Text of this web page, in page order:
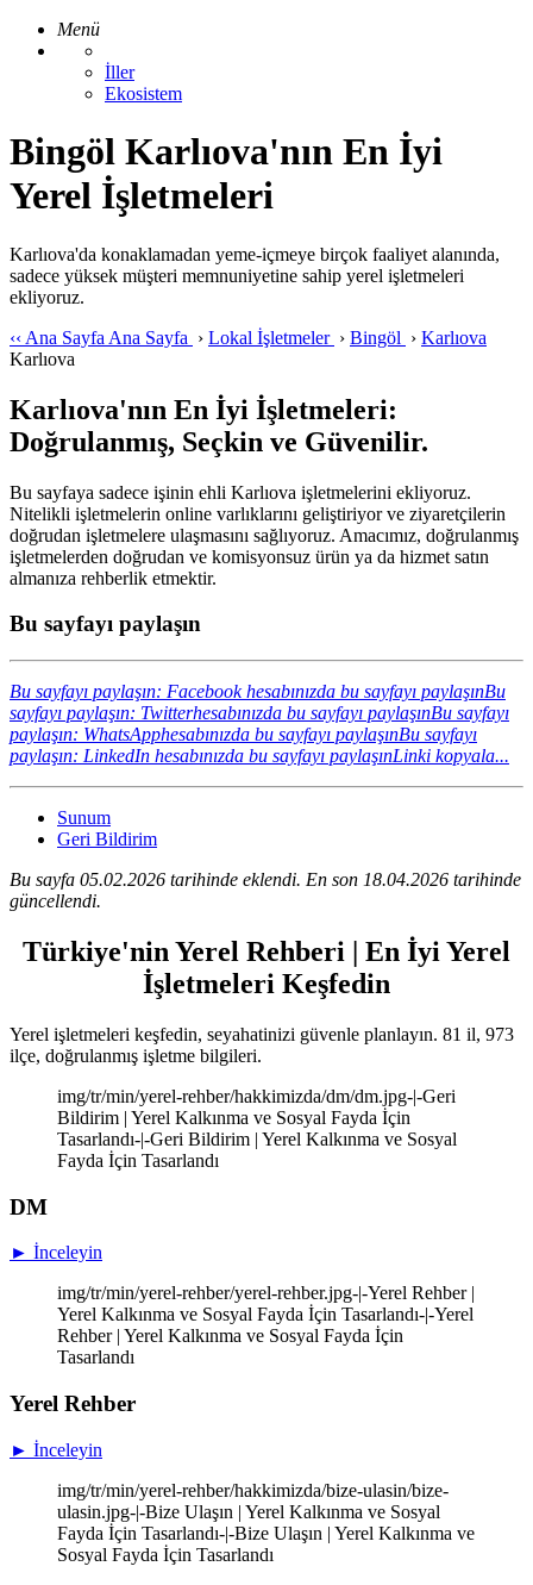
Menü
İller
Ekosistem
Bingöl Karlıova'nın En İyi
Yerel İşletmeleri
Karlıova'da konaklamadan yeme-içmeye birçok faaliyet alanında,
sadece yüksek müşteri memnuniyetine sahip yerel işletmeleri
ekliyoruz.
‹‹ Ana Sayfa Ana Sayfa › Lokal İşletmeler › Bingöl › Karlıova
Karlıova
Karlıova'nın En İyi İşletmeleri:
Doğrulanmış, Seçkin ve Güvenilir.
Bu sayfaya sadece işinin ehli Karlıova işletmelerini ekliyoruz.
Nitelikli işletmelerin online varlıklarını geliştiriyor ve ziyaretçilerin
doğrudan işletmelere ulaşmasını sağlıyoruz. Amacımız, doğrulanmış
işletmelerden doğrudan ve komisyonsuz ürün ya da hizmet satın
almanıza rehberlik etmektir.
Bu sayfayı paylaşın
Bu sayfayı paylaşın: Facebook hesabınızda bu sayfayı paylaşınBu
sayfayı paylaşın: Twitterhesabınızda bu sayfayı paylaşınBu sayfayı
paylaşın: WhatsApphesabınızda bu sayfayı paylaşınBu sayfayı
paylaşın: LinkedIn hesabınızda bu sayfayı paylaşınLinki kopyala...
Sunum
Geri Bildirim
Bu sayfa 05.02.2026 tarihinde eklendi. En son 18.04.2026 tarihinde
güncellendi.
Türkiye'nin Yerel Rehberi | En İyi Yerel
İşletmeleri Keşfedin
Yerel işletmeleri keşfedin, seyahatinizi güvenle planlayın. 81 il, 973
ilçe, doğrulanmış işletme bilgileri.
img/tr/min/yerel-rehber/hakkimizda/dm/dm.jpg-|-Geri
Bildirim | Yerel Kalkınma ve Sosyal Fayda İçin
Tasarlandı-|-Geri Bildirim | Yerel Kalkınma ve Sosyal
Fayda İçin Tasarlandı
DM
► İnceleyin
img/tr/min/yerel-rehber/yerel-rehber.jpg-|-Yerel Rehber |
Yerel Kalkınma ve Sosyal Fayda İçin Tasarlandı-|-Yerel
Rehber | Yerel Kalkınma ve Sosyal Fayda İçin
Tasarlandı
Yerel Rehber
► İnceleyin
img/tr/min/yerel-rehber/hakkimizda/bize-ulasin/bize-
ulasin.jpg-|-Bize Ulaşın | Yerel Kalkınma ve Sosyal
Fayda İçin Tasarlandı-|-Bize Ulaşın | Yerel Kalkınma ve
Sosyal Fayda İçin Tasarlandı